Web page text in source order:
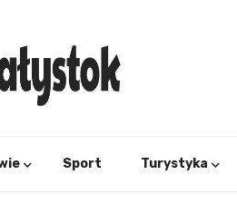
Sport Turystyka